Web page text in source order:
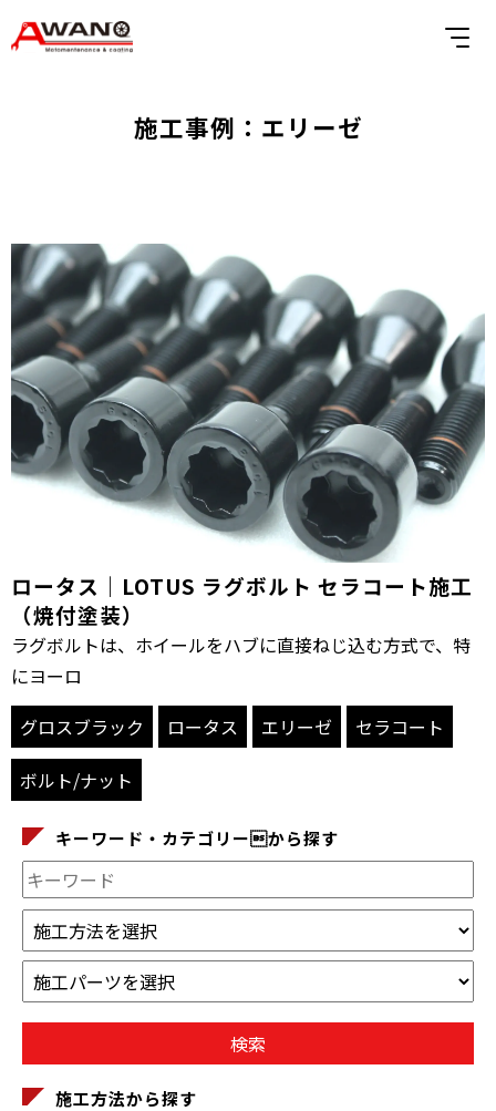
施工事例：エリーゼ
ロータス｜LOTUS ラグボルト セラコート施工
（焼付塗装）
ラグボルトは、ホイールをハブに直接ねじ込む方式で、特
にヨーロ
グロスブラック
ロータス エリーゼ
セラコート
ボルト/ナット
キーワード・カテゴリーから探す
施工方法から探す